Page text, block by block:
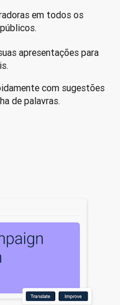
em todos os
apresentações para
com sugestões
de palavras.